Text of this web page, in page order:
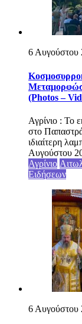
6 Αυγούστου
(Photos –
Αγρίνιο : Το
στο
ιδιαίτερη
Αυγούστου
Αγρίνιο
Ειδήσεων
6 Αυγούστου